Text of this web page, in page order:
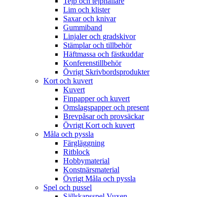
Lim och klister
Saxar och knivar
Gummiband
Linjaler och gradskivor
Stämplar och tillbehör
Häftmassa och fästkuddar
Konferenstillbehör
Övrigt Skrivbordsprodukter
Kort och kuvert
Kuvert
Finpapper och kuvert
Omslagspapper och present
Brevpåsar och provsäckar
Övrigt Kort och kuvert
Måla och pyssla
Färgläggning
Ritblock
Hobbymaterial
Konstnärsmaterial
Övrigt Måla och pyssla
Spel och pussel